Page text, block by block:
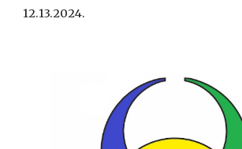
12.13.2024.